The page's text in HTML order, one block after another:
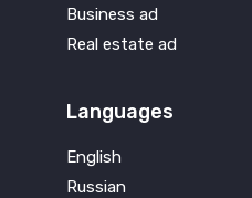
Business ad
Real estate ad
Languages
English
Russian